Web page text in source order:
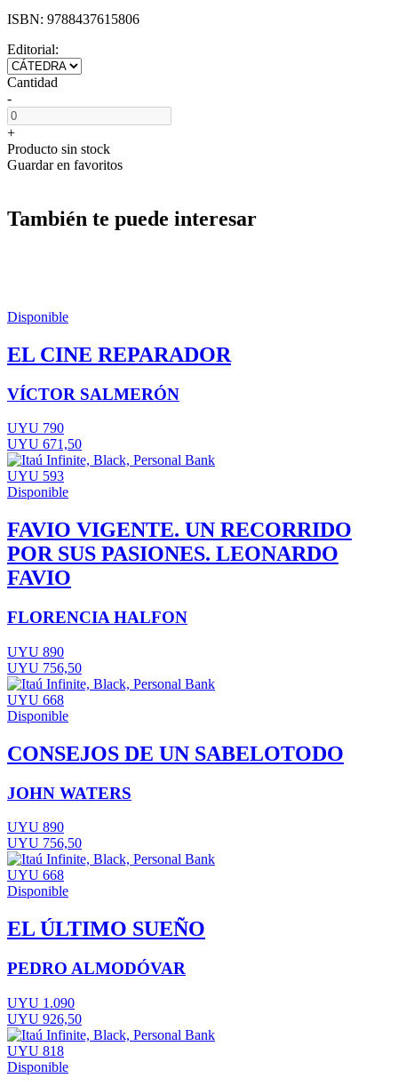
ISBN: 9788437615806
Editorial:
Cantidad
-
+
Producto sin stock
Guardar en favoritos
También te puede interesar
Disponible
EL CINE REPARADOR
VÍCTOR SALMERÓN
UYU 790
UYU 671,50
UYU 593
Disponible
FAVIO VIGENTE. UN RECORRIDO
POR SUS PASIONES. LEONARDO
FAVIO
FLORENCIA HALFON
UYU 890
UYU 756,50
UYU 668
Disponible
CONSEJOS DE UN SABELOTODO
JOHN WATERS
UYU 890
UYU 756,50
UYU 668
Disponible
EL ÚLTIMO SUEÑO
PEDRO ALMODÓVAR
UYU 1.090
UYU 926,50
UYU 818
Disponible